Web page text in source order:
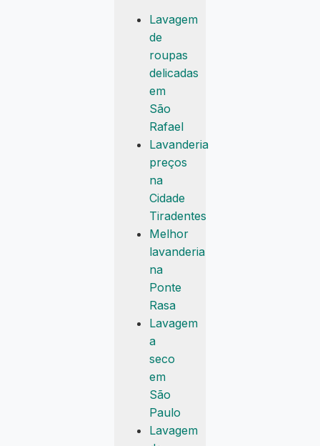
Lavagem
de
roupas
delicadas
em
São
Rafael
Lavanderia
preços
na
Cidade
Tiradentes
Melhor
lavanderia
na
Ponte
Rasa
Lavagem
a
seco
em
São
Paulo
Lavagem